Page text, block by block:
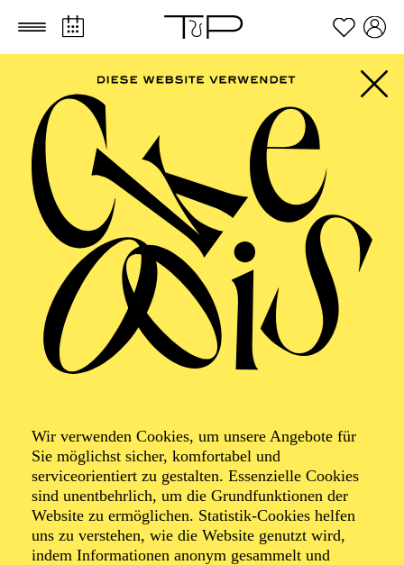
Zum Hauptinhalt springen Zum Footer springen
Wir verwenden Cookies, um unsere Angebote für
Sie möglichst sicher, komfortabel und
serviceorientiert zu gestalten. Essenzielle Cookies
sind unentbehrlich, um die Grundfunktionen der
Website zu ermöglichen. Statistik-Cookies helfen
uns zu verstehen, wie die Website genutzt wird,
indem Informationen anonym gesammelt und
PHILHARMONIE
Philharmonie entdecken ·
Kleinkinderkonzert
Eine Vogelhochzeit
TICKETS
TERMIN
Freitag 25. September 2026
Samstag 26. September 2026
Sonntag 27. September 2026